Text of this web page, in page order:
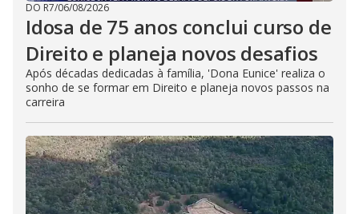
DO R7/06/08/2026
Idosa de 75 anos conclui curso de
Direito e planeja novos desafios
Após décadas dedicadas à família, 'Dona Eunice' realiza o
sonho de se formar em Direito e planeja novos passos na
carreira